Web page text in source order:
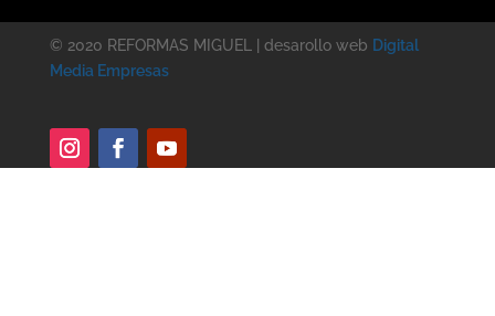
© 2020 REFORMAS MIGUEL | desarollo web Digital
Media Empresas